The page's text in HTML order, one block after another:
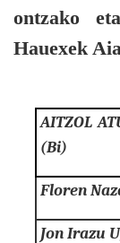
ontzako
Hauexek
AITZOL
(Bi)
Floren
Jon Irazu